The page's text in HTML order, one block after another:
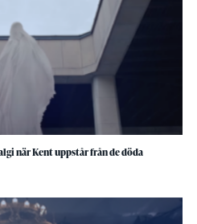
när Kent uppstår från de döda